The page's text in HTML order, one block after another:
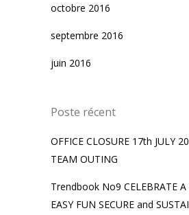
octobre 2016
septembre 2016
juin 2016
Poste récent
OFFICE CLOSURE 17th JULY
TEAM OUTING
Trendbook No9 CELEBRATE A
EASY FUN SECURE and